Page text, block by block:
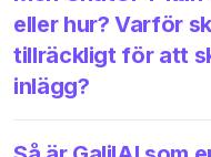
eller hur? Varför
tillräckligt för att
inlägg?